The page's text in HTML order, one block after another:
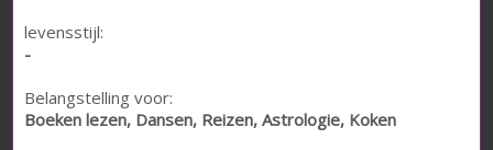
levensstijl:
-
Belangstelling voor:
Boeken lezen, Dansen, Reizen, Astrologie, Koken